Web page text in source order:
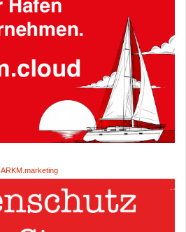
ARKM.marketing